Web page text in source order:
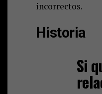
incorrectos.
Historia
Si